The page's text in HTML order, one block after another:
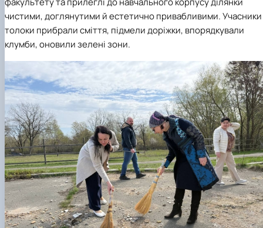
чистими, доглянутими й естетично привабливими. Учасники
толоки прибрали сміття, підмели доріжки, впорядкували
клумби, оновили зелені зони.